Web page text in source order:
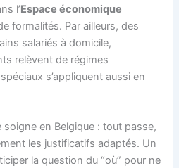
l’Espace économique
formalités. Par ailleurs, des
salariés à domicile,
relèvent de régimes
s’appliquent aussi en
en Belgique : tout passe,
les justificatifs adaptés. Un
la question du “où” pour ne